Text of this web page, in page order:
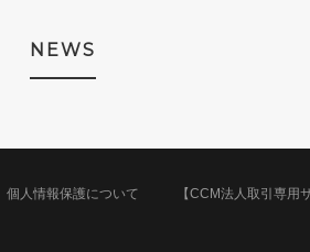
NEWS
個人情報保護について 【CCM法人取引専用